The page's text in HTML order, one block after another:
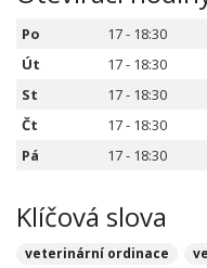
Po
17 - 18:30
Út
17 - 18:30
St
17 - 18:30
Čt
17 - 18:30
Pá
17 - 18:30
Klíčová slova
veterinární ordinace